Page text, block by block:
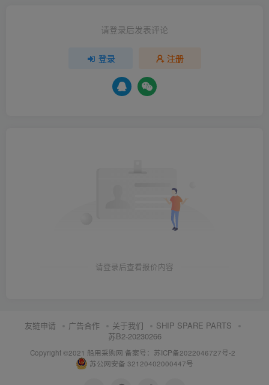
请登录后发表评论
登录 注册
请登录后查看报价内容
友链申请 广告合作 关于我们
SHIP SPARE PARTS
苏B2-20230266
Copyright ©2021 船用采购网 备案号：苏ICP备2022046727号-2
苏公网安备 32120402000447号